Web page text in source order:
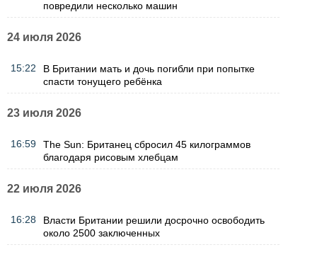
повредили несколько машин
24 июля 2026
15:22
В Британии мать и дочь погибли при попытке
спасти тонущего ребёнка
23 июля 2026
16:59
The Sun: Британец сбросил 45 килограммов
благодаря рисовым хлебцам
22 июля 2026
16:28
Власти Британии решили досрочно освободить
около 2500 заключенных